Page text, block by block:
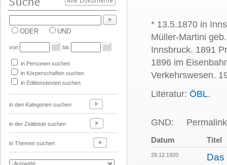
ODER UND
von bis
in Personen suchen
in Körperschaften suchen
in Editionstexten suchen
in den Kategorien suchen
in der Zeitleiste suchen
in Themen suchen
* 13.5.1870 in
Müller-Martini
Innsbruck. 1891
1896 im
Verkehrswesen.
Literatur: ÖBL.
GND:
Datum Titel
29.12.1920
Das